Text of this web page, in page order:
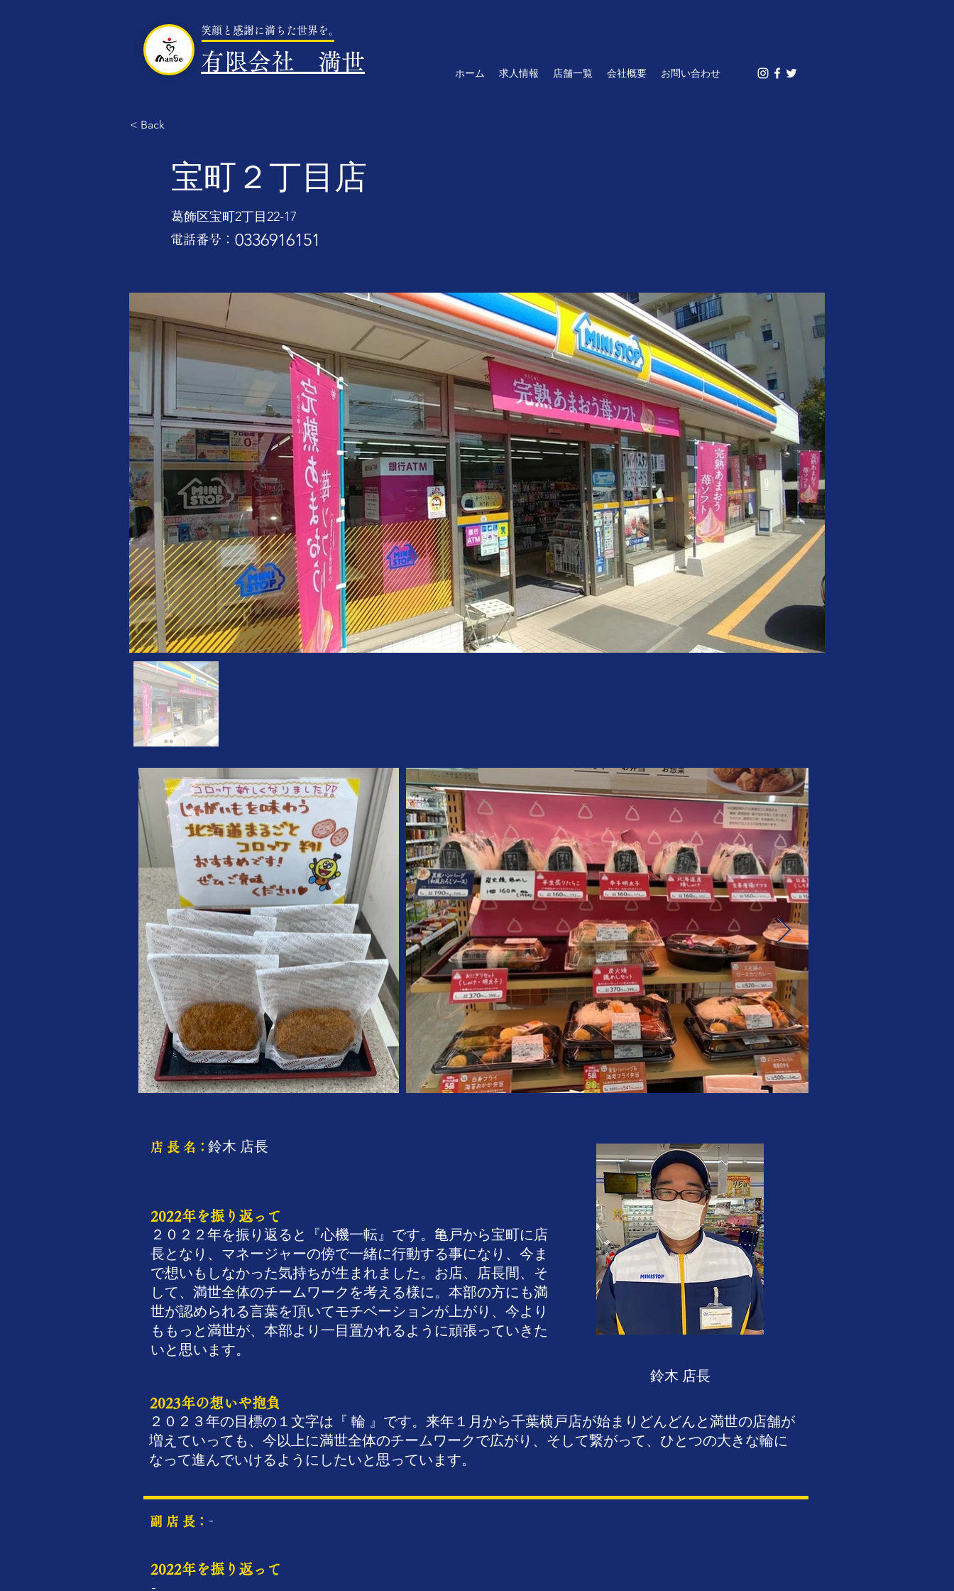
笑顔と感謝に満ちた世界を。
有限会社 満世 ホーム 求人情報 店舗一覧 会社概要 お問い合わせ
< Back
宝町２丁目店
葛飾区宝町2丁目22-17
0336916151
​電話番号：
​店 長 名：鈴木 店長
2022年を振り返って
２０２２年を振り返ると『心機一転』です。亀戸から宝町に店
長となり、マネージャーの傍で一緒に行動する事になり、今ま
で想いもしなかった気持ちが生まれました。お店、店長間、そ
して、満世全体のチームワークを考える様に。本部の方にも満
世が認められる言葉を頂いてモチベーションが上がり、今より
ももっと満世が、本部より一目置かれるように頑張っていきた
いと思います。
鈴木 店長
2023年の想いや抱負
２０２３年の目標の１文字は『 輪 』です。来年１月から千葉横戸店が始まりどんどんと満世の店舗が
増えていっても、今以上に満世全体のチームワークで広がり、そして繋がって、ひとつの大きな輪に
なって進んでいけるようにしたいと思っています。
​副 店 長： -
2022年を振り返って
-